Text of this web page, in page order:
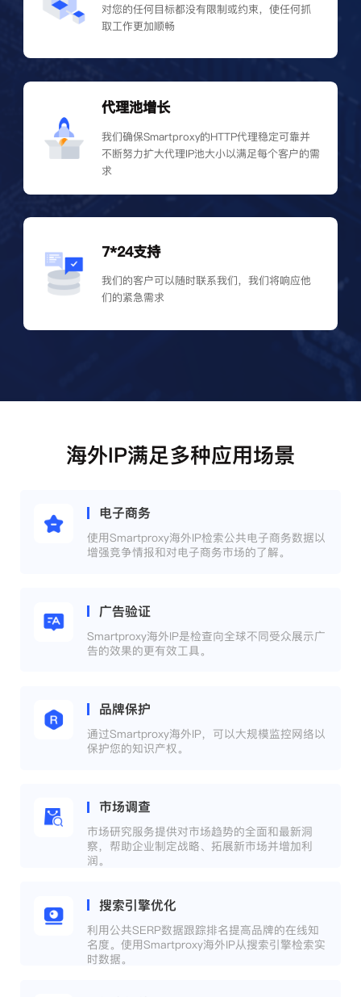
对您的任何目标都没有限制或约束，使任何抓
取工作更加顺畅
代理池增长
我们确保Smartproxy的HTTP代理稳定可靠并
不断努力扩大代理IP池大小以满足每个客户的需
求
7*24支持
我们的客户可以随时联系我们，我们将响应他
们的紧急需求
海外IP满足多种应用场景
电子商务
使用Smartproxy海外IP检索公共电子商务数据以
增强竞争情报和对电子商务市场的了解。
广告验证
Smartproxy海外IP是检查向全球不同受众展示广
告的效果的更有效工具。
品牌保护
通过Smartproxy海外IP，可以大规模监控网络以
保护您的知识产权。
市场调查
市场研究服务提供对市场趋势的全面和最新洞
察，帮助企业制定战略、拓展新市场并增加利
润。
搜索引擎优化
利用公共SERP数据跟踪排名提高品牌的在线知
名度。使用Smartproxy海外IP从搜索引擎检索实
时数据。